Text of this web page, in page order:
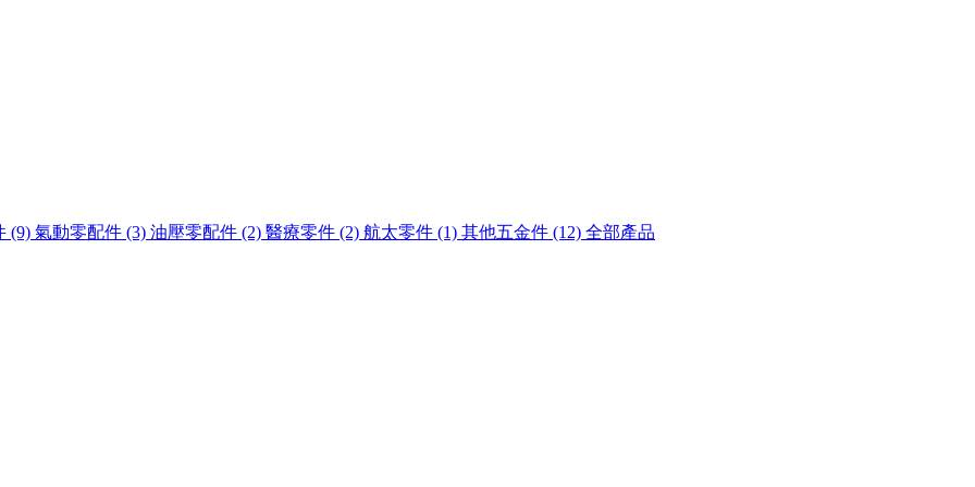
(9) 氣動零配件 (3) 油壓零配件 (2) 醫療零件 (2) 航太零件 (1) 其他五金件 (12) 全部產品